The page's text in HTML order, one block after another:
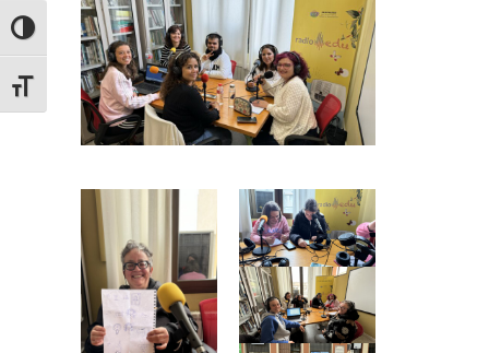
ALTERNAR ALTO CONTRASTE
ALTERNAR TAMAÑO DE LETRA